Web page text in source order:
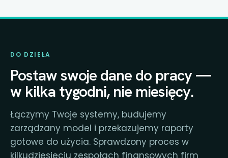
DO DZIEŁA
Postaw swoje dane do pracy —
w kilka tygodni, nie miesięcy.
Łączymy Twoje systemy, budujemy
zarządzany model i przekazujemy raporty
gotowe do użycia. Sprawdzony proces w
kilkudziesięciu zespołach finansowych firm